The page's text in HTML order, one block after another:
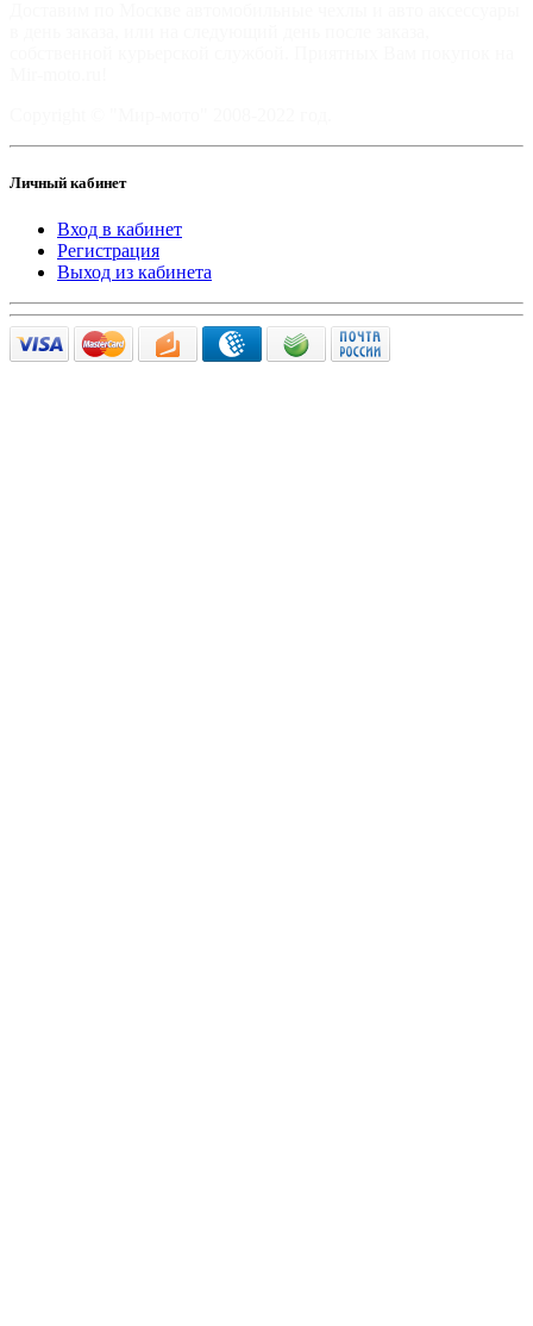
Личный кабинет
Вход в кабинет
Регистрация
Выход из кабинета